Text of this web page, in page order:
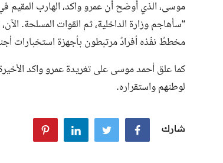
“سأهاجم وزارة الداخلية، ثم القوات المسلحة.
مخططٌ نفّذه أفرادٌ مرتبطون بأجهزة استخبارات
كما علق أحمد موسى على تغريدة عمرو واكد
لوطنهم واستقراره.
شارك